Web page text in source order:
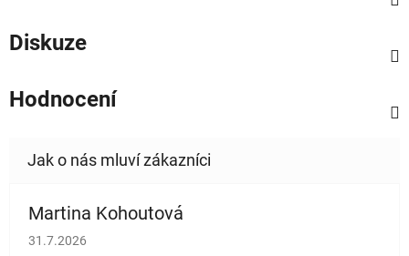
Diskuze
Hodnocení
Martina Kohoutová
Hodnocení obchodu je 5 z 5 hvězdiček.
31.7.2026